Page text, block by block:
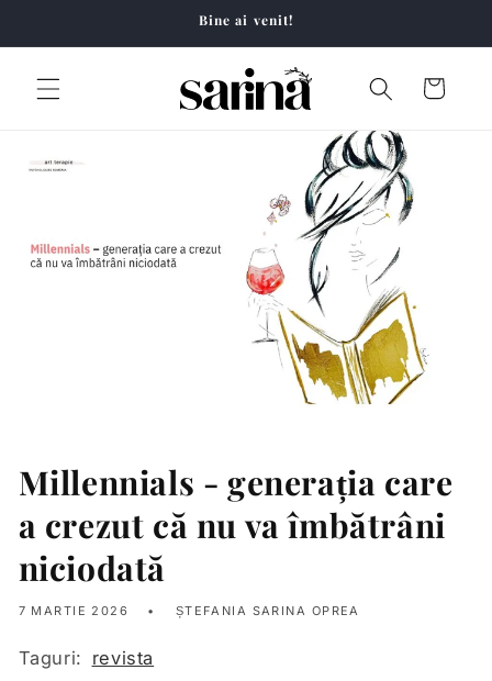
Bine ai venit!
Coș
Millennials - generația care
a crezut că nu va îmbătrâni
niciodată
7 MARTIE 2026 ȘTEFANIA SARINA OPREA
Taguri: revista